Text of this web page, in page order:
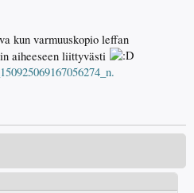
kun varmuuskopio leffan
aiheeseen liittyvästi